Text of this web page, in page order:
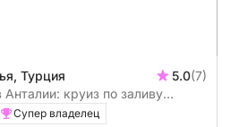
Турция 5.0(7)
круиз по заливу
острову (закат в Анталии)
Супер владелец